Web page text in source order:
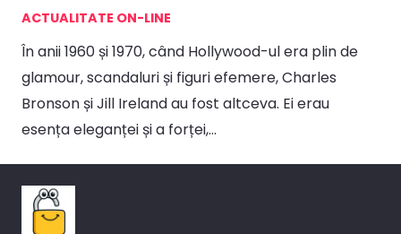
ACTUALITATE ON-LINE
În anii 1960 și 1970, când Hollywood-ul era plin de
glamour, scandaluri și figuri efemere, Charles
Bronson și Jill Ireland au fost altceva. Ei erau
esența eleganței și a forței,…